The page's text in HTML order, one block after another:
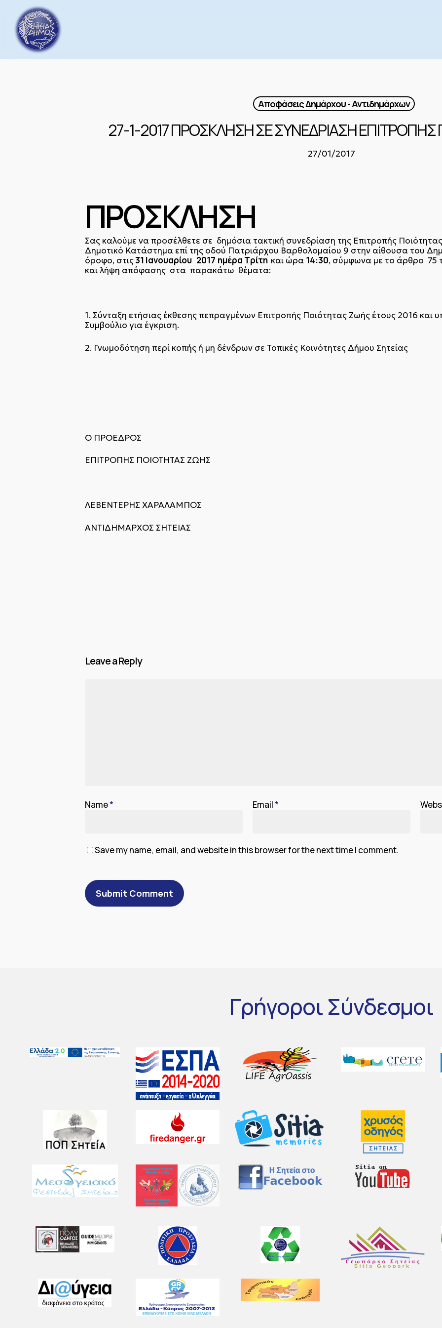
main
content
Αποφάσεις Δημάρχου - Αντιδημάρχων
27-1-2017 ΠΡΟΣΚΛΗΣΗ ΣΕ ΣΥΝΕΔΡΙΑΣΗ
27/01/2017
ΠΡΟΣΚΛΗΣΗ
Σας καλούμε να προσέλθετε σε δημόσια τακτική συνεδρίαση της Επιτροπής
Δημοτικό Κατάστημα επί της οδού Πατριάρχου Βαρθολομαίου 9 στην αίθουσα του
όροφο, στις31 Ιανουαρίου 2017 ημέρα Τρίτη και ώρα 14:30, σύμφωνα με το άρθρο 75
και λήψη απόφασης στα παρακάτω θέματα:
1. Σύνταξη ετήσιας έκθεσης πεπραγμένων Επιτροπής Ποιότητας Ζωής έτους 2016 και
Συμβούλιο για έγκριση.
2. Γνωμοδότηση περί κοπής ή μη δένδρων σε Τοπικές Κοινότητες Δήμου Σητείας
Ο ΠΡΟΕΔΡΟΣ
ΕΠΙΤΡΟΠΗΣ ΠΟΙΟΤΗΤΑΣ ΖΩΗΣ
ΛΕΒΕΝΤΕΡΗΣ ΧΑΡΑΛΑΜΠΟΣ
ΑΝΤΙΔΗΜΑΡΧΟΣ ΣΗΤΕΙΑΣ
Leave a Reply
Name* Email*
Save my name, email, and website in this browser for the next time I comment.
Γρήγοροι Σύνδεσμοι